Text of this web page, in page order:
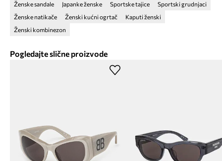
Ženske sandale Japanke ženske Sportske tajice
Sportski grudnjaci
Ženske natikače
Ženski kućni ogrtač
Kaputi ženski
Ženski kombinezon
Pogledajte slične proizvode